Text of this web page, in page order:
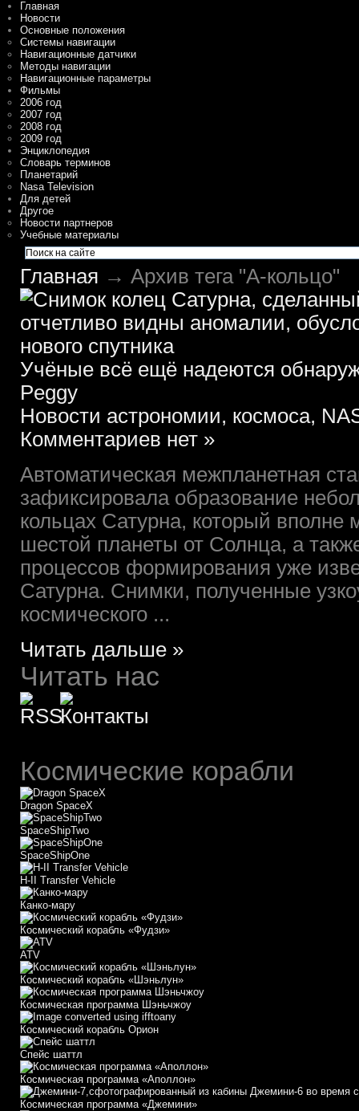
Главная
Новости
Основные положения
Системы навигации
Навигационные датчики
Методы навигации
Навигационные параметры
Фильмы
2006 год
2007 год
2008 год
2009 год
Энциклопедия
Словарь терминов
Планетарий
Nasa Television
Для детей
Другое
Новости партнеров
Учебные материалы
Главная → Архив тега "А-кольцо"
Учёные всё ещё надеются
Peggy
Новости астрономии, космоса,
Комментариев нет »
Автоматическая межпланетная
зафиксировала образование
кольцах Сатурна, который вполне
шестой планеты от Солнца, а
процессов формирования уже
Сатурна. Снимки, полученные
космического ...
Читать дальше »
Читать нас
Космические корабли
Dragon SpaceX
SpaceShipTwo
SpaceShipOne
H-II Transfer Vehicle
Канко-мару
Космический корабль «Фудзи»
АТV
Космический корабль «Шэньлун»
Космическая программа Шэньчжоу
Космический корабль Орион
Спейс шаттл
Космическая программа «Аполлон»
Космическая программа «Джемини»